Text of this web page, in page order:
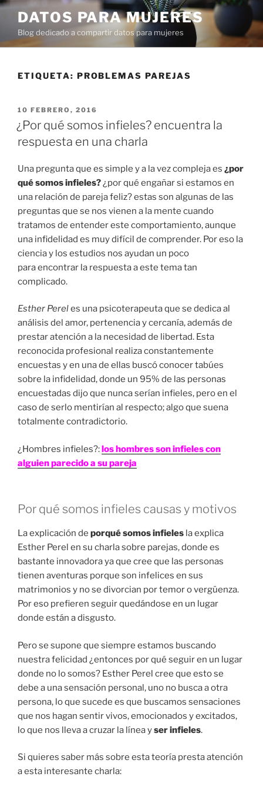
Ir
contenido
DATOS PARA MUJERES
Blog dedicado a compartir datos para mujeres
ETIQUETA: PROBLEMAS PAREJAS
PUBLICADO
EN
10 FEBRERO, 2016
¿Por qué somos infieles? encuentra la
respuesta en una charla
Una pregunta que es simple y a la vez compleja es ¿por
qué somos infieles?¿por qué engañar si estamos en
una relación de pareja feliz? estas son algunas de las
preguntas que se nos vienen a la mente cuando
tratamos de entender este comportamiento, aunque
una infidelidad es muy difícil de comprender. Por eso la
ciencia y los estudios nos ayudan un poco
para encontrar la respuesta a este tema tan
complicado.
Esther Pereles una psicoterapeuta que se dedica al
análisis del amor, pertenencia y cercanía, además de
prestar atención a la necesidad de libertad. Esta
reconocida profesional realiza constantemente
encuestas y en una de ellas buscó conocer tabúes
sobre la infidelidad, donde un 95% de las personas
encuestadas dijo que nunca serían infieles, pero en el
caso de serlo mentirían al respecto; algo que suena
totalmente contradictorio.
¿Hombres infieles?:los hombres son infieles con
alguien parecido a su pareja
Por qué somos infieles causas y motivos
La explicación de porqué somos infieles la explica
Esther Perel en su charla sobre parejas, donde es
bastante innovadora ya que cree que las personas
tienen aventuras porque son infelices en sus
matrimonios y no se divorcian por temor o vergüenza.
Por eso prefieren seguir quedándose en un lugar
donde están a disgusto.
Pero se supone que siempre estamos buscando
nuestra felicidad ¿entonces por qué seguir en un lugar
donde no lo somos? Esther Perel cree que esto se
debe a una sensación personal, uno no busca a otra
persona, lo que sucede es que buscamos sensaciones
que nos hagan sentir vivos, emocionados y excitados,
lo que nos lleva a cruzar la línea yser infieles.
Si quieres saber más sobre esta teoría presta atención
a esta interesante charla: